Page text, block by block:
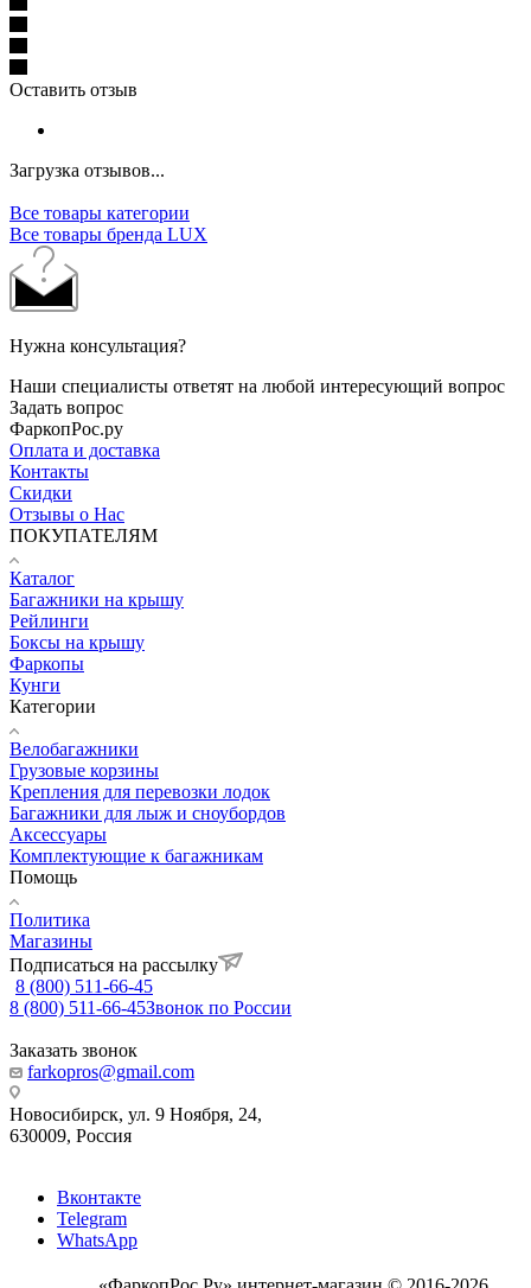
Оставить отзыв
Загрузка отзывов...
Все товары категории
Все товары бренда LUX
Нужна консультация?
Наши специалисты ответят на любой интересующий вопрос
Задать вопрос
ФаркопРос.ру
Оплата и доставка
Контакты
Скидки
Отзывы о Нас
ПОКУПАТЕЛЯМ
Каталог
Багажники на крышу
Рейлинги
Боксы на крышу
Фаркопы
Кунги
Категории
Велобагажники
Грузовые корзины
Крепления для перевозки лодок
Багажники для лыж и сноубордов
Аксессуары
Комплектующие к багажникам
Помощь
Политика
Магазины
Подписаться на рассылку
8 (800) 511-66-45
8 (800) 511-66-45Звонок по России
Заказать звонок
farkopros@gmail.com
Новосибирск, ул. 9 Ноября, 24,
630009, Россия
Вконтакте
Telegram
WhatsApp